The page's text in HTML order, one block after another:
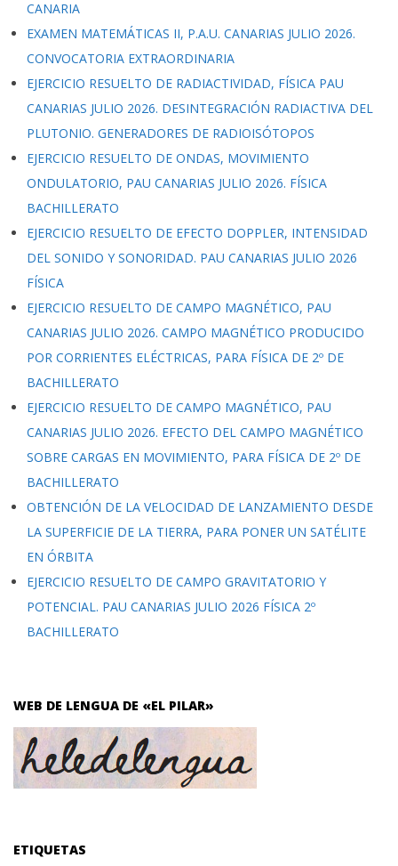
CANARIA
EXAMEN MATEMÁTICAS II, P.A.U. CANARIAS JULIO 2026.
CONVOCATORIA EXTRAORDINARIA
EJERCICIO RESUELTO DE RADIACTIVIDAD, FÍSICA PAU
CANARIAS JULIO 2026. DESINTEGRACIÓN RADIACTIVA DEL
PLUTONIO. GENERADORES DE RADIOISÓTOPOS
EJERCICIO RESUELTO DE ONDAS, MOVIMIENTO
ONDULATORIO, PAU CANARIAS JULIO 2026. FÍSICA
BACHILLERATO
EJERCICIO RESUELTO DE EFECTO DOPPLER, INTENSIDAD
DEL SONIDO Y SONORIDAD. PAU CANARIAS JULIO 2026
FÍSICA
EJERCICIO RESUELTO DE CAMPO MAGNÉTICO, PAU
CANARIAS JULIO 2026. CAMPO MAGNÉTICO PRODUCIDO
POR CORRIENTES ELÉCTRICAS, PARA FÍSICA DE 2º DE
BACHILLERATO
EJERCICIO RESUELTO DE CAMPO MAGNÉTICO, PAU
CANARIAS JULIO 2026. EFECTO DEL CAMPO MAGNÉTICO
SOBRE CARGAS EN MOVIMIENTO, PARA FÍSICA DE 2º DE
BACHILLERATO
OBTENCIÓN DE LA VELOCIDAD DE LANZAMIENTO DESDE
LA SUPERFICIE DE LA TIERRA, PARA PONER UN SATÉLITE
EN ÓRBITA
EJERCICIO RESUELTO DE CAMPO GRAVITATORIO Y
POTENCIAL. PAU CANARIAS JULIO 2026 FÍSICA 2º
BACHILLERATO
WEB DE LENGUA DE «EL PILAR»
ETIQUETAS